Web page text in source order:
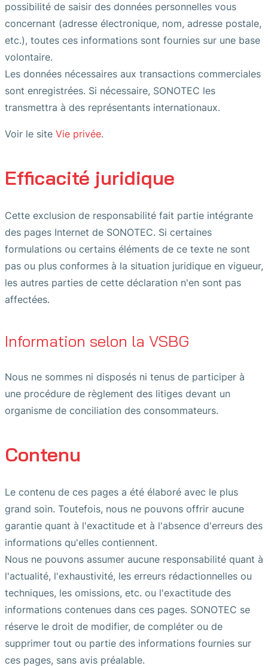
possibilité de saisir des données personnelles vous
concernant (adresse électronique, nom, adresse postale,
etc.), toutes ces informations sont fournies sur une base
volontaire.
Les données nécessaires aux transactions commerciales
sont enregistrées. Si nécessaire, SONOTEC les
transmettra à des représentants internationaux.
Voir le site Vie privée.
Efficacité juridique
Cette exclusion de responsabilité fait partie intégrante
des pages Internet de SONOTEC. Si certaines
formulations ou certains éléments de ce texte ne sont
pas ou plus conformes à la situation juridique en vigueur,
les autres parties de cette déclaration n'en sont pas
affectées.
Information selon la VSBG
Nous ne sommes ni disposés ni tenus de participer à
une procédure de règlement des litiges devant un
organisme de conciliation des consommateurs.
Contenu
Le contenu de ces pages a été élaboré avec le plus
grand soin. Toutefois, nous ne pouvons offrir aucune
garantie quant à l'exactitude et à l'absence d'erreurs des
informations qu'elles contiennent.
Nous ne pouvons assumer aucune responsabilité quant à
l'actualité, l'exhaustivité, les erreurs rédactionnelles ou
techniques, les omissions, etc. ou l'exactitude des
informations contenues dans ces pages. SONOTEC se
réserve le droit de modifier, de compléter ou de
supprimer tout ou partie des informations fournies sur
ces pages, sans avis préalable.